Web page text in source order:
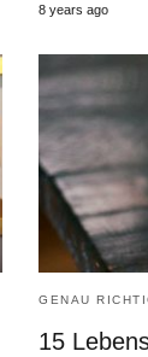
8years ago
GENAU
15